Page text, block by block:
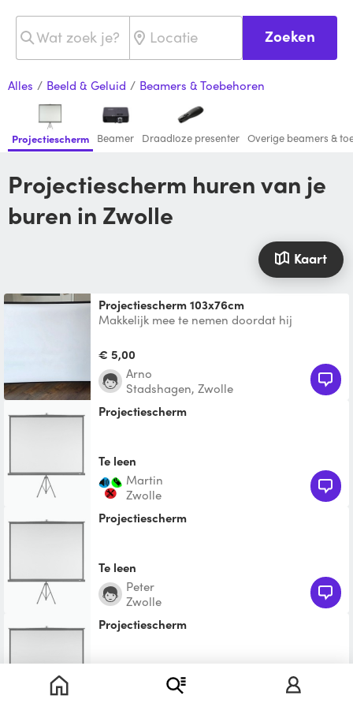
Zoeken
Alles / Beeld & Geluid / Beamers & Toebehoren
Projectiescherm Beamer Draadloze presenter Overige beamers &
Projectiescherm huren van je
buren in Zwolle
Kaart
Projectiescherm 103x76cm
Makkelijk mee te nemen doordat hij
€ 5,00
Arno
Stadshagen, Zwolle
Projectiescherm
Te leen
martin
Zwolle
Projectiescherm
Te leen
Peter
Zwolle
projectiescherm